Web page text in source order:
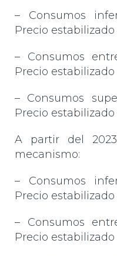
– Consumos
Precio estabilizado
– Consumos
Precio estabilizado
– Consumos
Precio estabilizado
A partir del
mecanismo:
– Consumos
Precio estabilizado
– Consumos
Precio estabilizado